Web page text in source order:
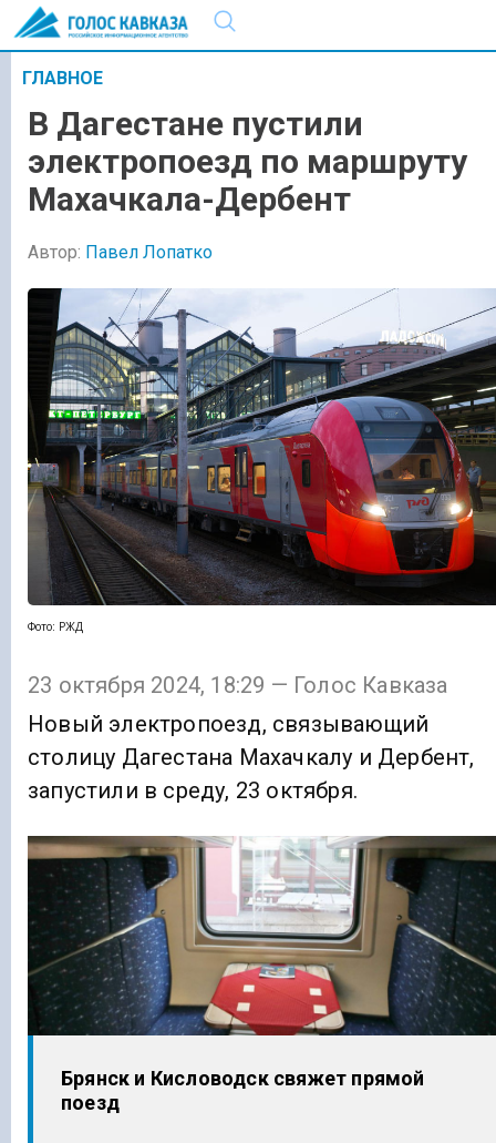
ГЛАВНОЕ
В Дагестане пустили
электропоезд по маршруту
Махачкала-Дербент
Автор: Павел Лопатко
Фото: РЖД
23 октября 2024, 18:29 — Голос Кавказа
Новый электропоезд, связывающий
столицу Дагестана Махачкалу и Дербент,
запустили в среду, 23 октября.
Брянск и Кисловодск свяжет прямой
поезд